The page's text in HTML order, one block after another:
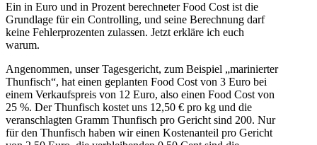
Ein in Euro und in Prozent berechneter Food Cost ist die
Grundlage für ein Controlling, und seine Berechnung darf
keine Fehlerprozenten zulassen. Jetzt erkläre ich euch
warum.
Angenommen, unser Tagesgericht, zum Beispiel „marinierter
Thunfisch“, hat einen geplanten Food Cost von 3 Euro bei
einem Verkaufspreis von 12 Euro, also einen Food Cost von
25 %. Der Thunfisch kostet uns 12,50 € pro kg und die
veranschlagten Gramm Thunfisch pro Gericht sind 200. Nur
für den Thunfisch haben wir einen Kostenanteil pro Gericht